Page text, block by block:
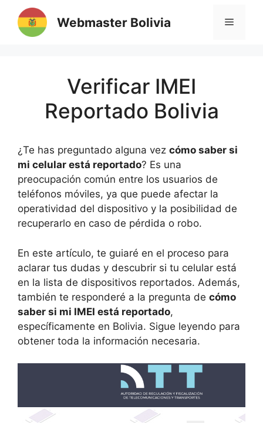
Saltar
contenido
Webmaster Bolivia MENÚ
Verificar IMEI
Reportado Bolivia
¿Te has preguntado alguna vez cómo saber si
mi celular está reportado? Es una
preocupación común entre los usuarios de
teléfonos móviles, ya que puede afectar la
operatividad del dispositivo y la posibilidad de
recuperarlo en caso de pérdida o robo.
En este artículo, te guiaré en el proceso para
aclarar tus dudas y descubrir si tu celular está
en la lista de dispositivos reportados. Además,
también te responderé a la pregunta de cómo
saber si mi IMEI está reportado,
específicamente en Bolivia. Sigue leyendo para
obtener toda la información necesaria.